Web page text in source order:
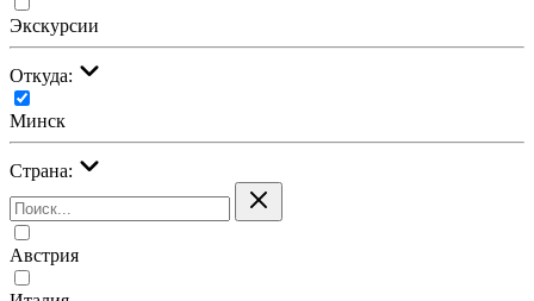
Экскурсии
Откуда:
Минск
Страна:
Австрия